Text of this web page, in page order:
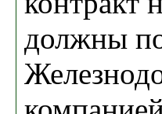
должны